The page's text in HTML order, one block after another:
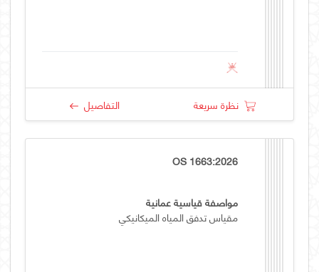
نظرة سريعة التفاصيل
OS 1663:2026
مواصفة قياسية عمانية
مقياس تدفق المياه الميكانيكي